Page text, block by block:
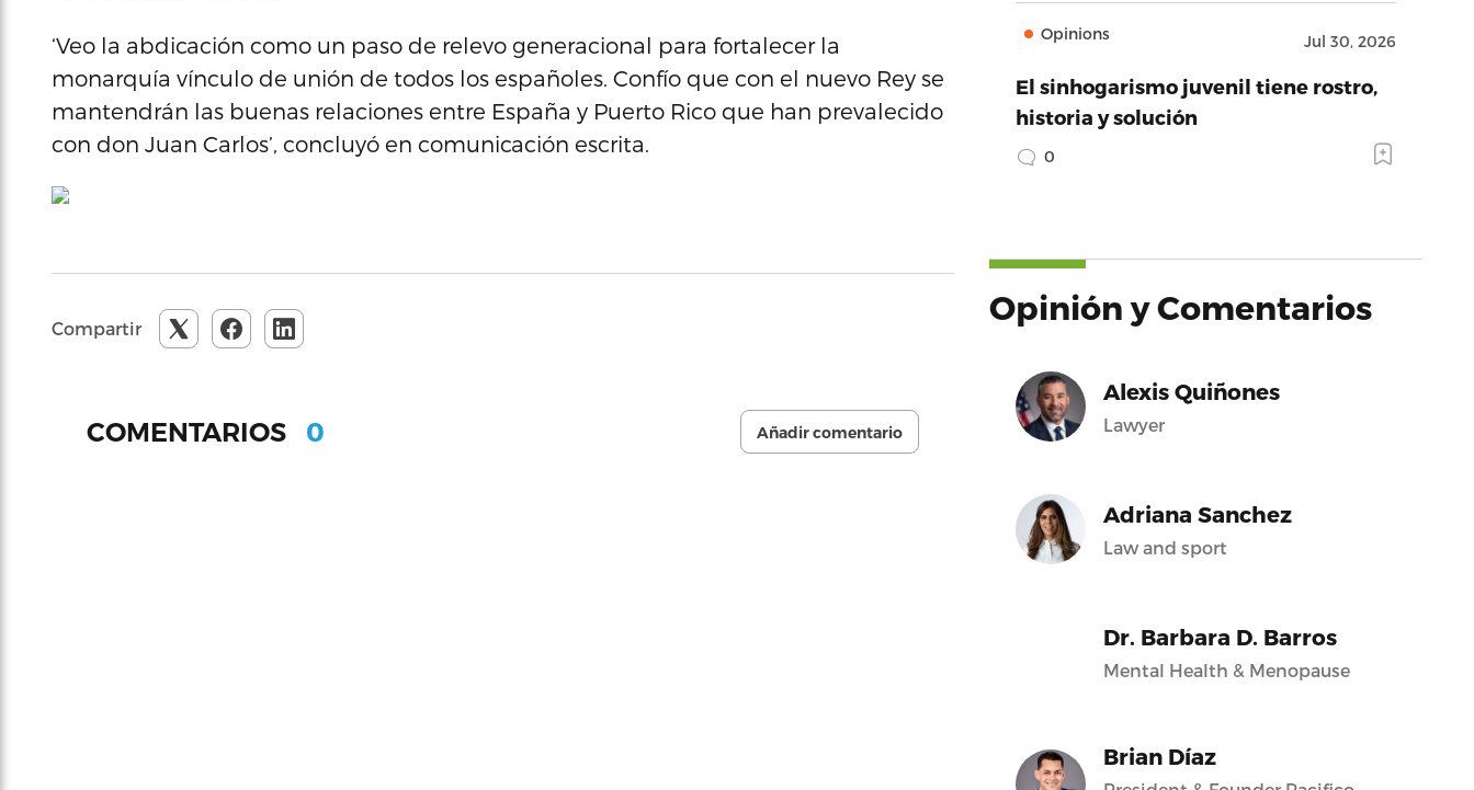
‘Veo la abdicación como un paso de relevo generacional para fortalecer la
monarquía vínculo de unión de todos los españoles. Confío que con el nuevo Rey se
mantendrán las buenas relaciones entre España y Puerto Rico que han prevalecido
con don Juan Carlos’, concluyó en comunicación escrita.
Compartir
COMENTARIOS 0 Añadir comentario
Opinions Jul 30, 2026
El sinhogarismo juvenil tiene rostro,
historia y solución
0
Opinión y Comentarios
Alexis Quiñones
Lawyer
Adriana Sanchez
Law and sport
Dr. Barbara D. Barros
Mental Health & Menopause
Brian Díaz